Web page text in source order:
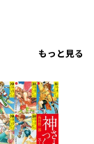
もっと見る